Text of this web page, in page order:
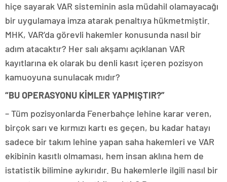
hiçe sayarak VAR sisteminin asla müdahil olamayacağı
bir uygulamaya imza atarak penaltıya hükmetmiştir.
MHK, VAR’da görevli hakemler konusunda nasıl bir
adım atacaktır? Her salı akşamı açıklanan VAR
kayıtlarına ek olarak bu denli kasıt içeren pozisyon
kamuoyuna sunulacak mıdır?
“BU OPERASYONU KİMLER YAPMIŞTIR?”
– Tüm pozisyonlarda Fenerbahçe lehine karar veren,
birçok sarı ve kırmızı kartı es geçen, bu kadar hatayı
sadece bir takım lehine yapan saha hakemleri ve VAR
ekibinin kasıtlı olmaması, hem insan aklına hem de
istatistik bilimine aykırıdır. Bu hakemlerle ilgili nasıl bir